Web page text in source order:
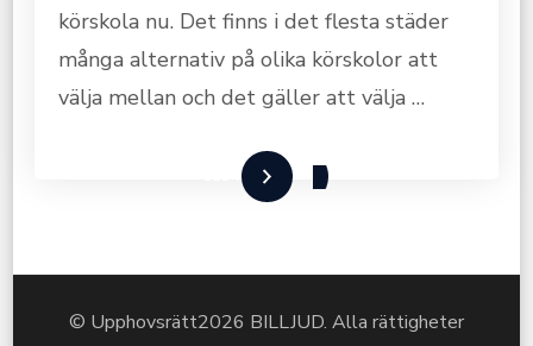
körskola nu. Det finns i det flesta städer
många alternativ på olika körskolor att
välja mellan och det gäller att välja …
Läs mer
© Upphovsrätt2026 BILLJUD. Alla rättigheter